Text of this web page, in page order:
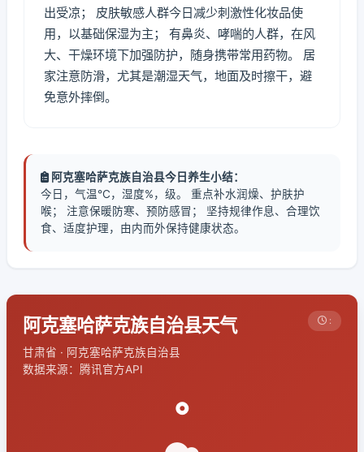
出受凉； 皮肤敏感人群今日减少刺激性化妆品使
用，以基础保湿为主； 有鼻炎、哮喘的人群，在风
大、干燥环境下加强防护，随身携带常用药物。 居
家注意防滑，尤其是潮湿天气，地面及时擦干，避
免意外摔倒。
阿克塞哈萨克族自治县今日养生小结：
今日，气温℃，湿度%，级。 重点补水润燥、护肤护
喉； 注意保暖防寒、预防感冒； 坚持规律作息、合理饮
食、适度护理，由内而外保持健康状态。
阿克塞哈萨克族自治县天气
甘肃省 · 阿克塞哈萨克族自治县
数据来源：腾讯官方API
:
°